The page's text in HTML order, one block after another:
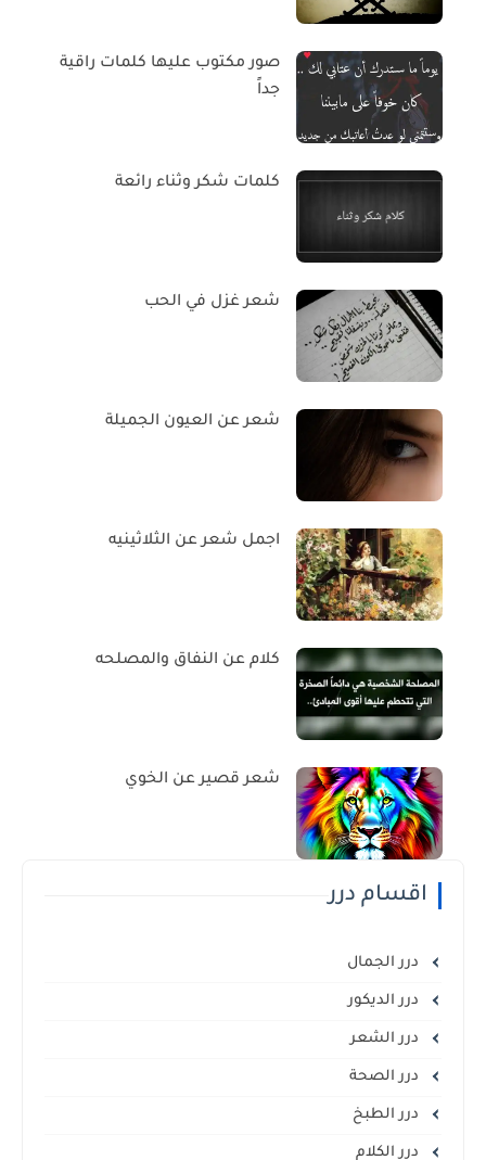
صور مكتوب عليها كلمات راقية
جداً
كلمات شكر وثناء رائعة
شعر غزل في الحب
شعر عن العيون الجميلة
اجمل شعر عن الثلاثينيه
كلام عن النفاق والمصلحه
شعر قصير عن الخوي
اقسام درر
درر الجمال
درر الديكور
درر الشعر
درر الصحة
درر الطبخ
درر الكلام